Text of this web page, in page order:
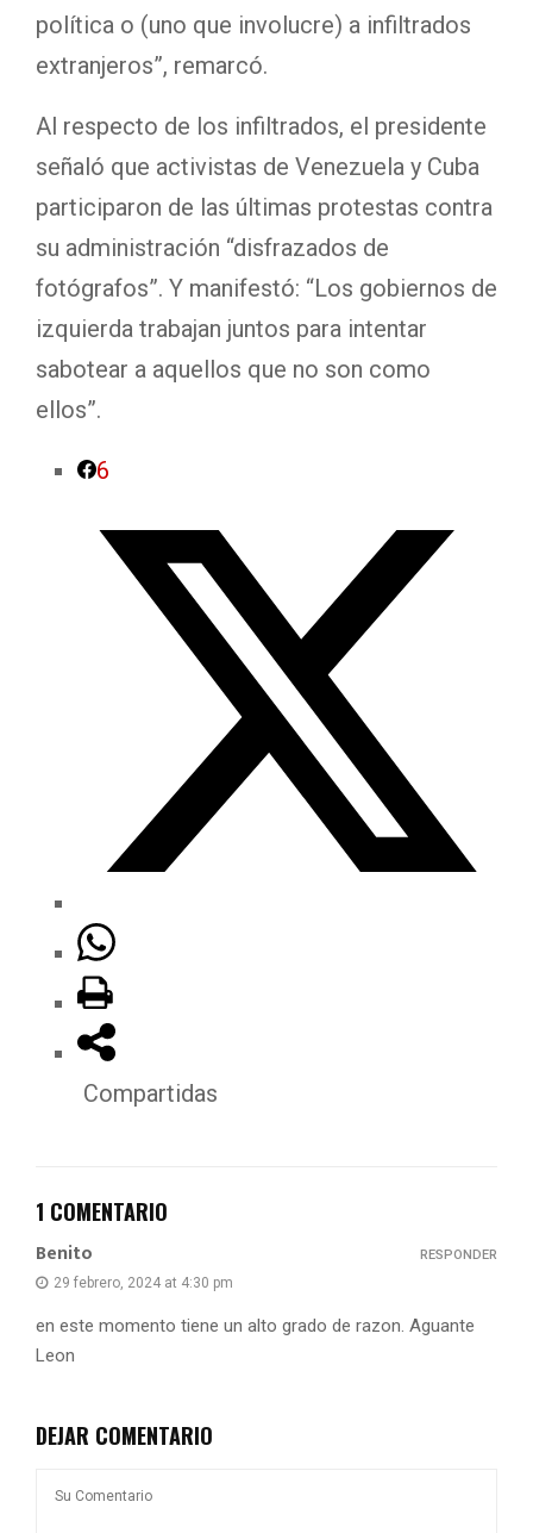
política o (uno que involucre) a infiltrados
extranjeros”, remarcó.
Al respecto de los infiltrados, el presidente
señaló que activistas de Venezuela y Cuba
participaron de las últimas protestas contra
su administración “disfrazados de
fotógrafos”. Y manifestó: “Los gobiernos de
izquierda trabajan juntos para intentar
sabotear a aquellos que no son como
ellos”.
6
Compartidas
1 COMENTARIO
Benito
29 febrero, 2024 at 4:30 pm
en este momento tiene un alto grado de razon. Aguante
Leon
RESPONDER
DEJAR COMENTARIO